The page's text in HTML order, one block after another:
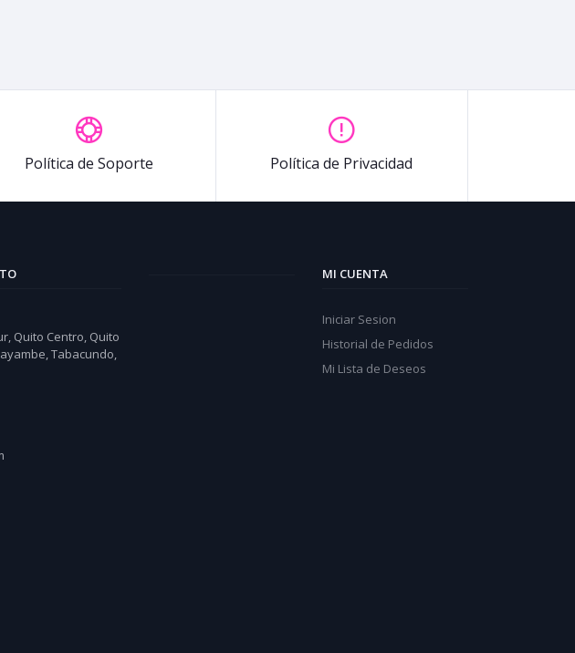
Política de Soporte Política de Privacidad
Quito Centro, Quito
Tabacundo,
MI CUENTA
Iniciar Sesion
Historial de Pedidos
Mi Lista de Deseos